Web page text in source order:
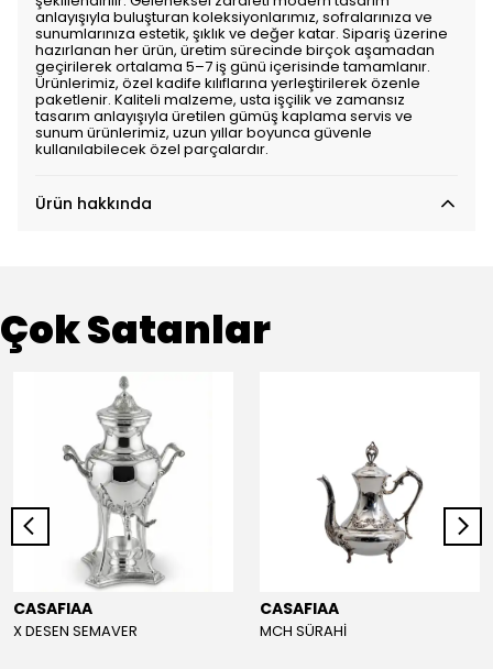
anlayışıyla buluşturan koleksiyonlarımız, sofralarınıza ve
sunumlarınıza estetik, şıklık ve değer katar. Sipariş üzerine
hazırlanan her ürün, üretim sürecinde birçok aşamadan
geçirilerek ortalama 5–7 iş günü içerisinde tamamlanır.
Ürünlerimiz, özel kadife kılıflarına yerleştirilerek özenle
paketlenir. Kaliteli malzeme, usta işçilik ve zamansız
tasarım anlayışıyla üretilen gümüş kaplama servis ve
sunum ürünlerimiz, uzun yıllar boyunca güvenle
kullanılabilecek özel parçalardır.
Ürün hakkında
Çok Satanlar
CASAFIAA
X DESEN SEMAVER
CASAFIAA
MCH SÜRAHİ